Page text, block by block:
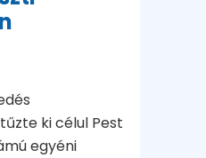
ki célul Pest
egyéni